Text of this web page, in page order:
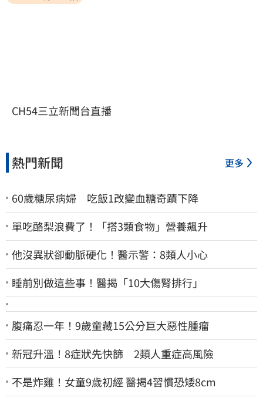
CH54三立新聞台直播
熱門新聞 更多
60歲糖尿病婦 吃飯1改變血糖奇蹟下降
單吃酪梨浪費了！「搭3類食物」營養飆升
他沒異狀卻動脈硬化！醫示警：8類人小心
睡前別做這些事！醫揭「10大傷腎排行」
腹痛忍一年！9歲童藏15公分巨大惡性腫瘤
新冠升溫！8症狀先快篩 2類人重症高風險
不是炸雞！女童9歲初經 醫揭4習慣恐矮8cm